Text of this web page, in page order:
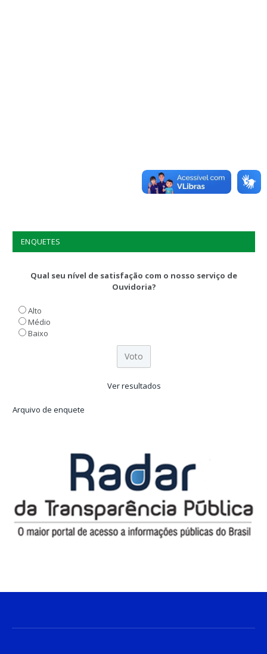
ENQUETES
Qual seu nível de satisfação com o nosso serviço de
Ouvidoria?
Alto
Médio
Baixo
Ver resultados
Arquivo de enquete